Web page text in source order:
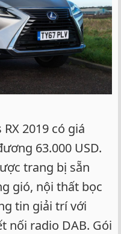
2019 có giá
63.000 USD.
trang bị sẵn
gió, nội thất bọc
tin giải trí với
nối radio DAB. Gói